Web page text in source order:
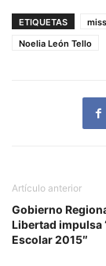
ETIQUETAS
Noelia León Tello
Artículo anterior
Gobierno
Libertad impulsa
Escolar 2015″